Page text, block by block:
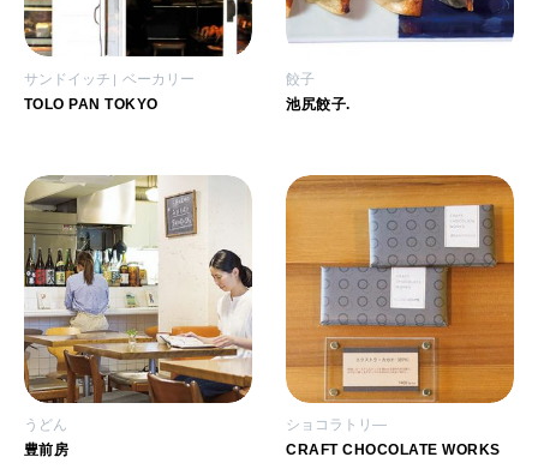
サンドイッチ ベーカリー
TOLO PAN TOKYO
餃子
池尻餃子.
うどん
豊前房
ショコラトリ―
CRAFT CHOCOLATE WORKS